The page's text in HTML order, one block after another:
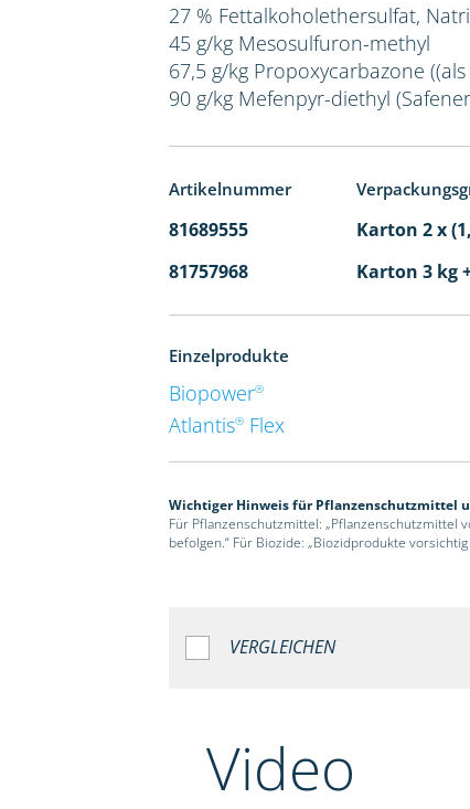
27 % Fettalkoholethersulfat,
45 g/kg Mesosulfuron-methyl
67,5 g/kg Propoxycarbazone
90 g/kg Mefenpyr-diethyl
Artikelnummer
81689555 Karton 2 x
81757968
Karton 3 kg
Einzelprodukte
Biopower®
Atlantis® Flex
Wichtiger Hinweis für Pflanzenschutzmittel
Für Pflanzenschutzmittel: „Pflanzenschutzmittel
befolgen.“ Für Biozide: „Biozidprodukte
VERGLEICHEN
Video